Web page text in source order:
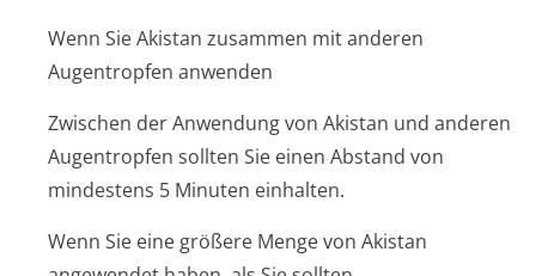
Wenn Sie Akistan zusammen mit anderen
Augentropfen anwenden
Zwischen der Anwendung von Akistan und anderen
Augentropfen sollten Sie einen Abstand von
mindestens 5 Minuten einhalten.
Wenn Sie eine größere Menge von Akistan